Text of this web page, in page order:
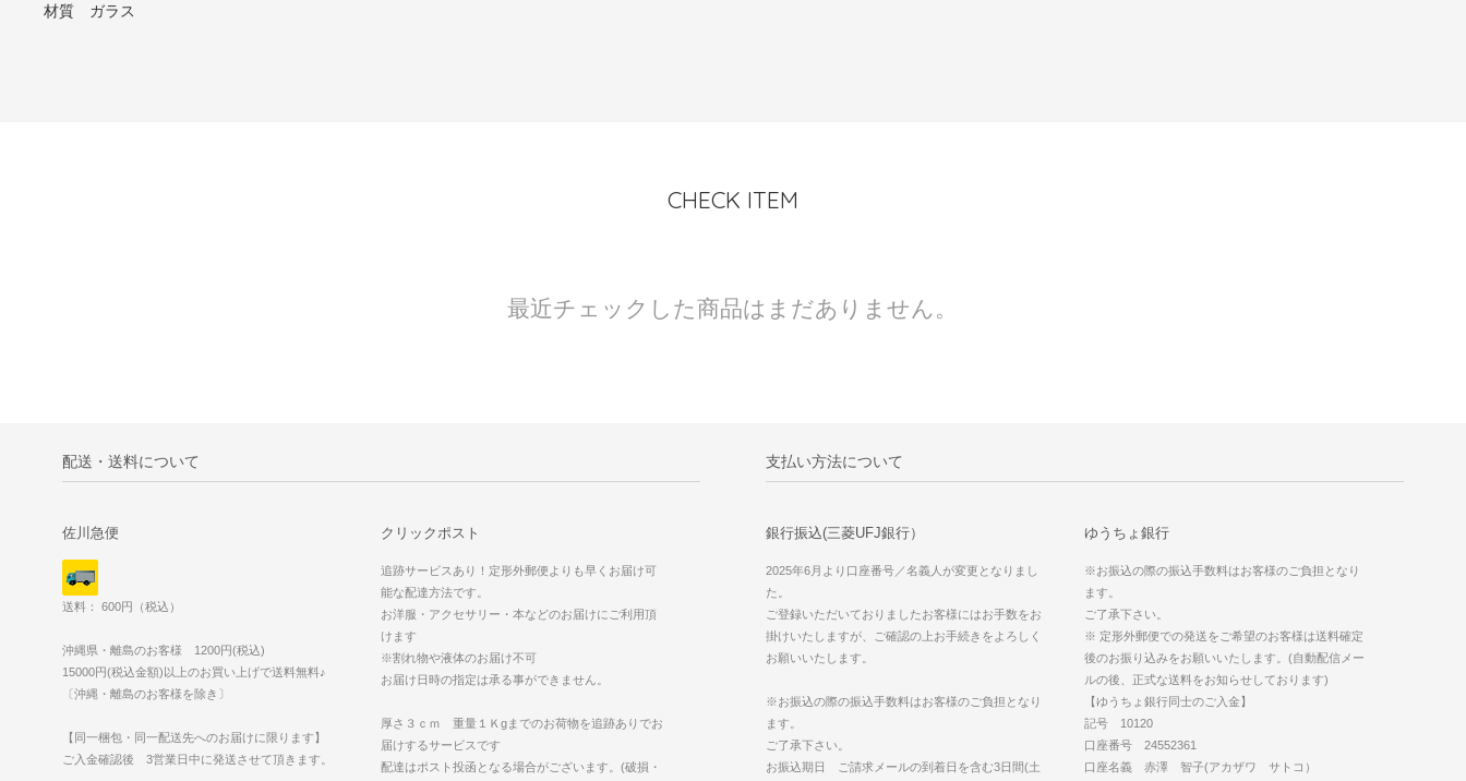
材質 ガラス
CHECK ITEM
最近チェックした商品はまだありません。
配送・送料について
佐川急便
送料： 600円（税込）
沖縄県・離島のお客様 1200円(税込)
15000円(税込金額)以上のお買い上げで送料無料♪
〔沖縄・離島のお客様を除き〕
【同一梱包・同一配送先へのお届けに限ります】
ご入金確認後 3営業日中に発送させて頂きます。
クリックポスト
追跡サービスあり！定形外郵便よりも早くお届け可
能な配達方法です。
お洋服・アクセサリー・本などのお届けにご利用頂
けます
※割れ物や液体のお届け不可
お届け日時の指定は承る事ができません。
厚さ３ｃｍ 重量１Ｋgまでのお荷物を追跡ありでお
届けするサービスです
配達はポスト投函となる場合がございます。(破損・
支払い方法について
銀行振込(三菱UFJ銀行）
2025年6月より口座番号／名義人が変更となりまし
た。
ご登録いただいておりましたお客様にはお手数をお
掛けいたしますが、ご確認の上お手続きをよろしく
お願いいたします。
※お振込の際の振込手数料はお客様のご負担となり
ます。
ご了承下さい。
お振込期日 ご請求メールの到着日を含む3日間(土
ゆうちょ銀行
※お振込の際の振込手数料はお客様のご負担となり
ます。
ご了承下さい。
※ 定形外郵便での発送をご希望のお客様は送料確定
後のお振り込みをお願いいたします。(自動配信メー
ルの後、正式な送料をお知らせしております)
【ゆうちょ銀行同士のご入金】
記号 10120
口座番号 24552361
口座名義 赤澤 智子(アカザワ サトコ）